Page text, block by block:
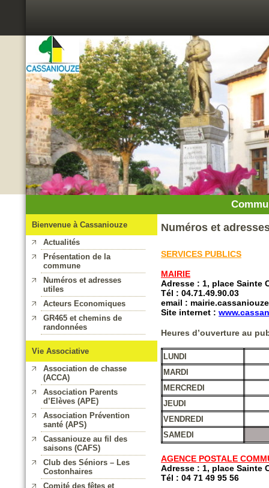
Bienvenue à Cassaniouze
Actualités
Présentation de la
commune
Numéros et adresses
utiles
Acteurs Economiques
GR465 et chemins de
randonnées
Vie Associative
Association de chasse
(ACCA)
Association Parents
d’Elèves (APE)
Association Prévention
santé (APS)
Cassaniouze au fil des
saisons (CAFS)
Club des Séniors – Les
Costonhaires
Comité des fêtes et
Numéros et
SERVICES PUBLICS
MAIRIE
Adresse : 1, place Sainte
Tél : 04.71.49.90.03
email :
Site internet :
Heures d’ouverture au
LUNDI
MARDI
MERCREDI
JEUDI
VENDREDI
SAMEDI
AGENCE POSTALE
Adresse : 1, place Sainte
Tél : 04 71 49 95 56